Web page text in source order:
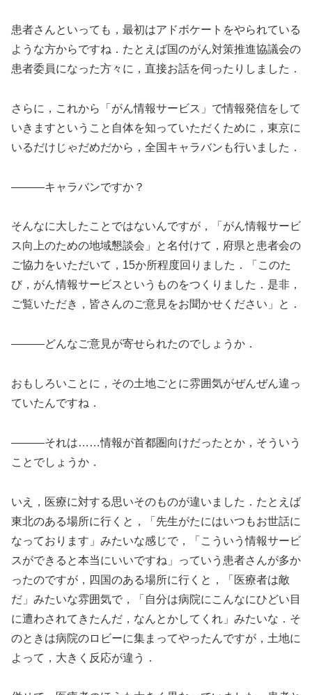
患者さんといっても，最初はアドボケートをやられている
ような方からですね．たとえば国のがん対策推進協議会の
患者委員になった方々に，直接お話を伺ったりしました．
さらに，これから「がん情報サービス」で情報発信をして
いきますということ自体を知っていただくために，東京に
いるだけじゃだめだから，全国キャラバンも行いました．
―――キャラバンですか？
そんなに大したことではないんですが，「がん情報サービ
ス向上のための地域懇談会」と名付けて，府県と患者会の
ご協力をいただいて，15か所程度回りました．「このた
び，がん情報サービスというものをつくりました．是非，
ご覧いただき，皆さんのご意見をお聞かせください」と．
―――どんなご意見が寄せられたのでしょうか．
おもしろいことに，その土地ごとに雰囲気がぜんぜん違っ
ていたんですね．
―――それは……情報が首都圏向けだったとか，そういう
ことでしょうか．
いえ，医療に対する思いそのものが違いました．たとえば
東北のある場所に行くと，「先生がたにはいつもお世話に
なっております」みたいな感じで，「こういう情報サービ
スができると本当にいいですね」っていう患者さんが多か
ったのですが，四国のある場所に行くと，「医療者は敵
だ」みたいな雰囲気で，「自分は病院にこんなにひどい目
に遭わされてきたんだ，なんとかしてくれ」みたいな．そ
のときは病院のロビーに集まってやったんですが，土地に
よって，大きく反応が違う．